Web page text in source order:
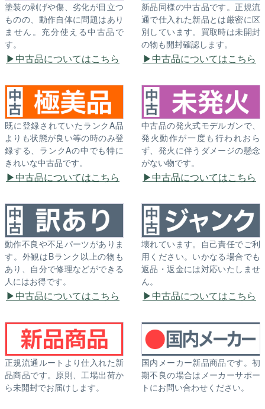
塗装の剥げや傷、劣化が目立つ
ものの、動作自体に問題はあり
ません。充分使える中古品で
す。
中古品についてはこちら
新品同様の中古品です。正規流
通で仕入れた新品とは厳密に区
別しています。買取時は未開封
の物も開封確認します。
中古品についてはこちら
既に登録されていたランクA品
よりも状態が良い等の時のみ登
録する、ランクAの中でも特に
きれいな中古品です。
中古品についてはこちら
中古品の発火式モデルガンで、
発火動作が一度も行われおら
ず、発火に伴うダメージの懸念
がない物です。
中古品についてはこちら
動作不良や不足パーツがありま
す。外観はBランク以上の物も
あり、自分で修理などができる
人にはお得です。
中古品についてはこちら
壊れています。自己責任でご利
用ください。いかなる場合でも
返品・返金には対応いたしませ
ん。
中古品についてはこちら
正規流通ルートより仕入れた新
品商品です。原則、工場出荷か
ら未開封でお届けします。
国内メーカー新品商品です。初
期不良の場合はメーカーサポー
トにお問い合わせください。